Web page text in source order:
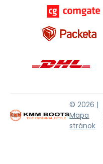
© 2026 |
Mapa
stránok